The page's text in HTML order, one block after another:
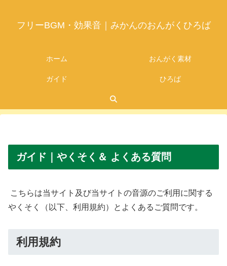
フリーBGM・効果音｜みかんのおんがくひろば
ホーム おんがく素材
ガイド ひろば
ガイド｜やくそく＆ よくある質問
こちらは当サイト及び当サイトの音源のご利用に関する
やくそく（以下、利用規約）とよくあるご質問です。
利用規約